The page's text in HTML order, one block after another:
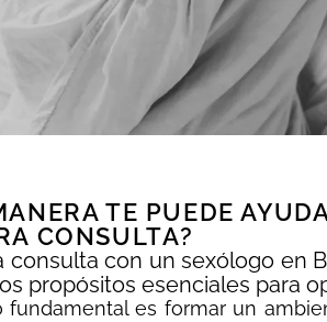
TE PUEDE
CONSULTA?
consulta con un sexólogo en
propósitos esenciales para
fundamental es formar un